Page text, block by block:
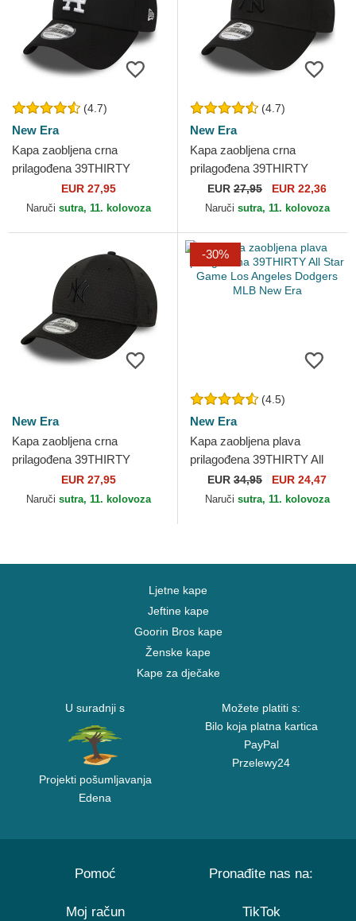
(4.7)
New Era
Kapa zaobljena crna
prilagođena 39THIRTY
Essential Los Angeles
Dodgers MLB New Era
EUR 27,95
Naruči sutra, 11. kolovoza
(4.7)
New Era
Kapa zaobljena crna
prilagođena 39THIRTY
Classic New York Yankees
MLB New Era
EUR 27,95 EUR 22,36
Naruči sutra, 11. kolovoza
New Era
Kapa zaobljena crna
prilagođena 39THIRTY
Stretch Mesh New York
Yankees MLB New Era
EUR 27,95
Naruči sutra, 11. kolovoza
-30%
(4.5)
New Era
Kapa zaobljena plava
prilagođena 39THIRTY All
Star Game Los Angeles
Dodgers MLB New Era
EUR 34,95 EUR 24,47
Naruči sutra, 11. kolovoza
Ljetne kape
Jeftine kape
Goorin Bros kape
Ženske kape
Kape za dječake
U suradnji s
Projekti pošumljavanja
Edena
Možete platiti s:
Bilo koja platna kartica
PayPal
Przelewy24
Pomoć
Moj račun
Pronađite nas na:
TikTok